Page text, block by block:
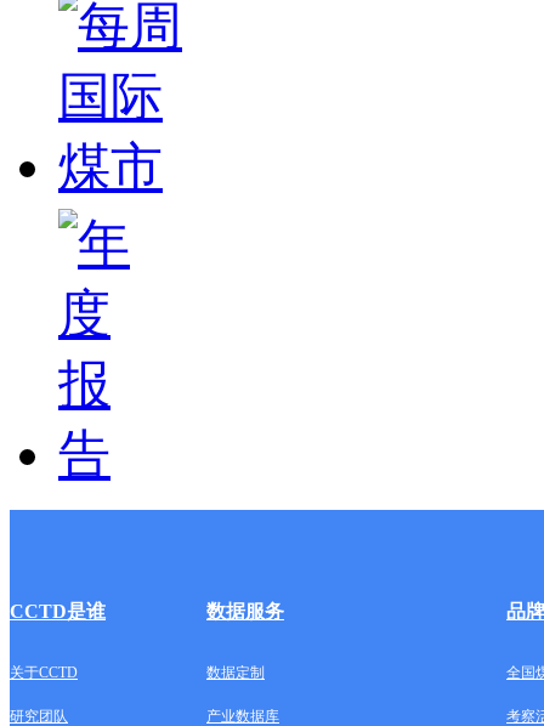
CCTD是谁 数据服务 品
关于CCTD 数据定制 全国
研究团队 产业数据库 考察